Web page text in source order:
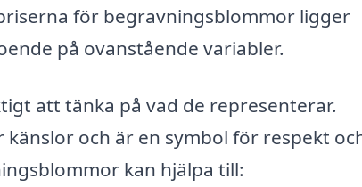
för begravningsblommor ligger
på ovanstående variabler.
att tänka på vad de representerar.
och är en symbol för respekt
kan hjälpa till: